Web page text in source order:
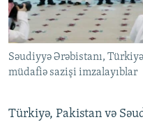
Səudiyyə Ərəbistanı,
müdafiə sazişi imzalayıblar
Türkiyə, Pakistan və